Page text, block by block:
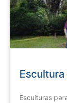
Esculturas